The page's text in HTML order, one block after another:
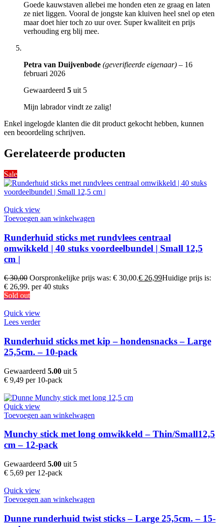
Goede kauwstaven allebei me honden eten ze graag en laten
ze niet liggen. Vooral de jongste kan kluiven heel snel op eten
maar doet hier toch zo uur over. Super kwaliteit en prijs
verhouding erg blij mee.
Petra van Duijvenbode (geverifieerde eigenaar) – 16
februari 2026
Gewaardeerd 5 uit 5
Mijn labrador vindt ze zalig!
Enkel ingelogde klanten die dit product gekocht hebben, kunnen
een beoordeling schrijven.
Gerelateerde producten
Sale
Quick view
Toevoegen aan winkelwagen
Runderhuid sticks met rundvlees centraal
omwikkeld | 40 stuks voordeelbundel | Small 12,5
cm |
€30,00 Oorspronkelijke prijs was: € 30,00.€ 26,99Huidige prijs is:
€ 26,99. per 40 stuks
Sold out
Quick view
Lees verder
Runderhuid sticks met kip – hondensnacks – Large
25,5cm. – 10-pack
Gewaardeerd 5.00 uit 5
€ 9,49 per 10-pack
Quick view
Toevoegen aan winkelwagen
Munchy stick met long omwikkeld – Thin/Small12,5
cm – 12-pack
Gewaardeerd 5.00 uit 5
€ 5,69 per 12-pack
Quick view
Toevoegen aan winkelwagen
Dunne runderhuid twist sticks – Large 25,5cm. – 15-